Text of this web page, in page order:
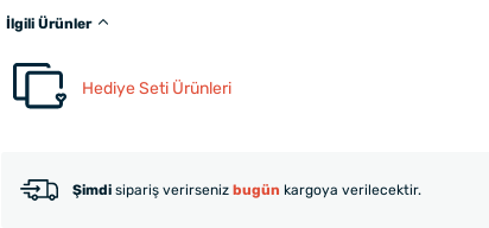
İlgili Ürünler
Hediye Seti Ürünleri
Şimdi sipariş verirseniz bugün kargoya verilecektir.